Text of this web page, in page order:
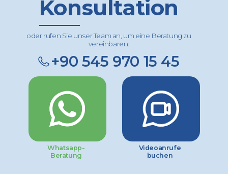
Konsultation
oder rufen Sie unser Team an, um eine Beratung zu
vereinbaren:
+90 545 970 15 45
Whatsapp-
Beratung
Videoanrufe
buchen